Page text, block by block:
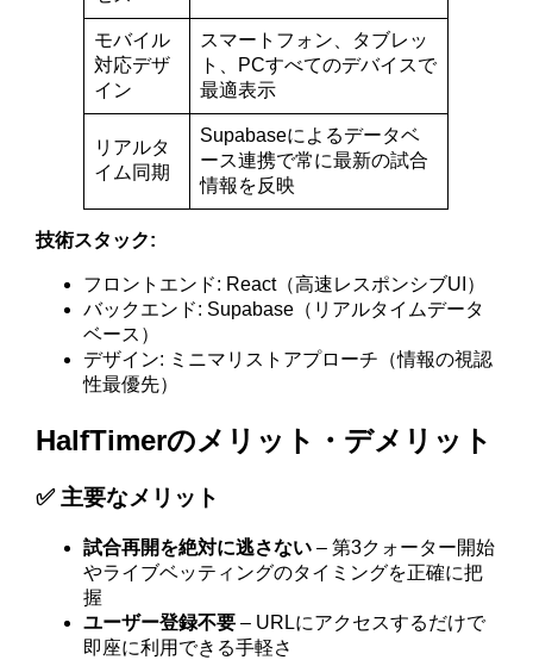
モバイル
対応デザ
イン
スマートフォン、タブレッ
ト、PCすべてのデバイスで
最適表示
リアルタ
イム同期
Supabaseによるデータベ
ース連携で常に最新の試合
情報を反映
技術スタック:
フロントエンド: React（高速レスポンシブUI）
バックエンド: Supabase（リアルタイムデータ
ベース）
デザイン: ミニマリストアプローチ（情報の視認
性最優先）
HalfTimerのメリット・デメリット
✅ 主要なメリット
試合再開を絶対に逃さない – 第3クォーター開始
やライブベッティングのタイミングを正確に把
握
ユーザー登録不要 – URLにアクセスするだけで
即座に利用できる手軽さ